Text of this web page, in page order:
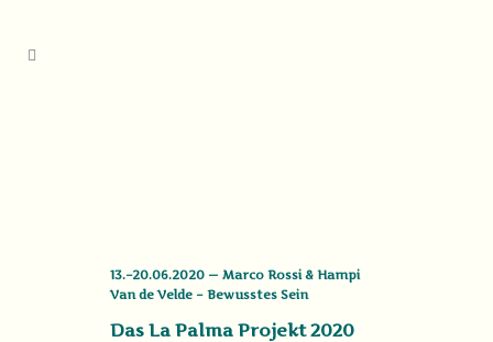
13.–20.06.2020 — Marco Rossi & Hampi
Van de Velde – Bewusstes Sein
Das La Palma Projekt 2020